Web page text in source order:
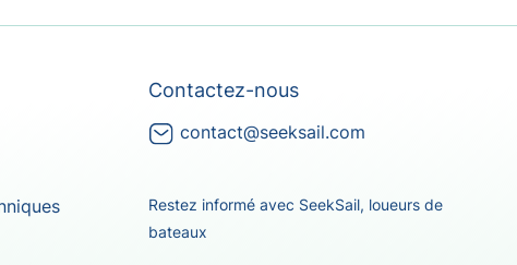
Contactez-nous
contact@seeksail.com
Restez informé avec SeekSail, loueurs de
bateaux